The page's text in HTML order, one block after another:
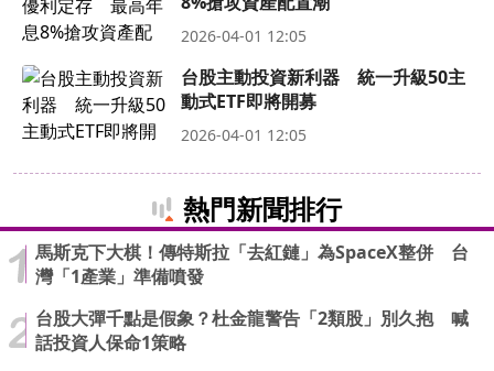
2026-04-01 12:05
台股主動投資新利器 統一升級50主
動式ETF即將開募
2026-04-01 12:05
熱門新聞排行
馬斯克下大棋！傳特斯拉「去紅鏈」為SpaceX整併 台
灣「1產業」準備噴發
台股大彈千點是假象？杜金龍警告「2類股」別久抱 喊
話投資人保命1策略